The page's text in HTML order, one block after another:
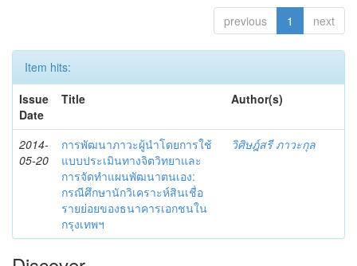
previous 1 next
Item hits:
Issue
Date
Title Author(s)
2014-
05-20
การพัฒนาภาวะผู้นำโดยการใช้
แบบประเมินทางจิตวิทยาและ
การจัดทำแผนพัฒนาตนเอง:
กรณีศึกษานักวิเคราะห์สินเชื่อ
รายย่อยของธนาคารเอกชนใน
กรุงเทพฯ
วิศิษฎ์สรี ภาวะกุล